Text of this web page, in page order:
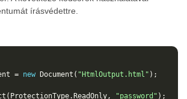
írásvédettre.
= new Document ( "HtmlOutput.html" );
( ProtectionType. ReadOnly, "password" );